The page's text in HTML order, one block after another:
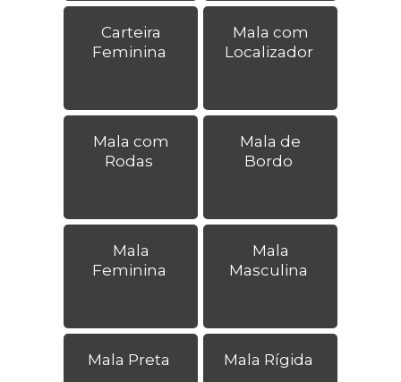
Carteira
Feminina
Mala com
Localizador
Mala com
Rodas
Mala de
Bordo
Mala
Feminina
Mala
Masculina
Mala Preta Mala Rígida